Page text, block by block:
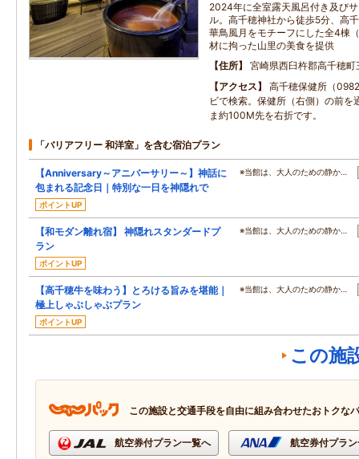
2024年に全室露天風呂付き及び
ル。高千穂神社から徒歩5分、高
華鳥風月をモチーフにした全4棟
材に拘った山里の美食を提供
住所
宮崎県西臼杵郡高千穂
アクセス
高千穂保健所（
ビで検索。保健所（右側）の前を
ま約100M先を右折です。
「バリアフリー 和洋室」を含む宿泊プラン
【Anniversary～アニバーサリー～】神話に
包まれる記念日｜特別な一日を神隠れで
ポイントUP
※当館は、大人のための静か…
【和モダン離れ宿】 神隠れスタンダードプ
ラン
ポイントUP
※当館は、大人のための静か…
【高千穂牛を味わう】とろける旨みを堪能｜
極上しゃぶしゃぶプラン
ポイントUP
※当館は、大人のための静か…
この施
この施設と交通手段を自由に組み合わせたおトクな
航空券付プラン一覧へ 航空券付プラ